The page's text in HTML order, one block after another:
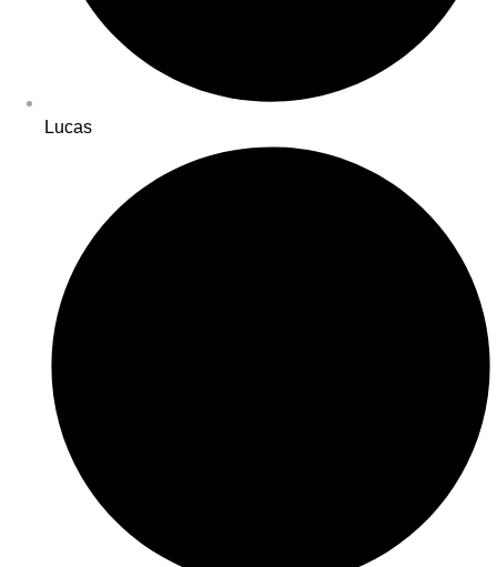
Lucas